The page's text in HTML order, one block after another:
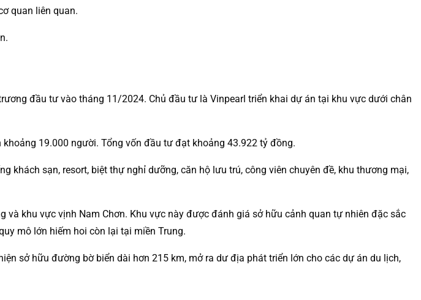
quan liên quan.
đầu tư vào tháng 11/2024. Chủ đầu tư là Vinpearl triển khai dự án tại khu vực dưới chân
19.000 người. Tổng vốn đầu tư đạt khoảng 43.922 tỷ đồng.
sạn, resort, biệt thự nghỉ dưỡng, căn hộ lưu trú, công viên chuyên đề, khu thương mại,
khu vực vịnh Nam Chơn. Khu vực này được đánh giá sở hữu cảnh quan tự nhiên đặc sắc
mô lớn hiếm hoi còn lại tại miền Trung.
sở hữu đường bờ biển dài hơn 215 km, mở ra dư địa phát triển lớn cho các dự án du lịch,